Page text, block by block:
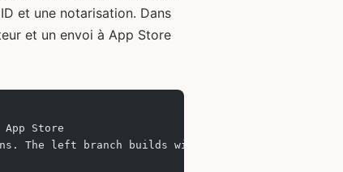
et une notarisation. Dans
et un envoi à App Store
App Store
The left branch builds with Developer ID,